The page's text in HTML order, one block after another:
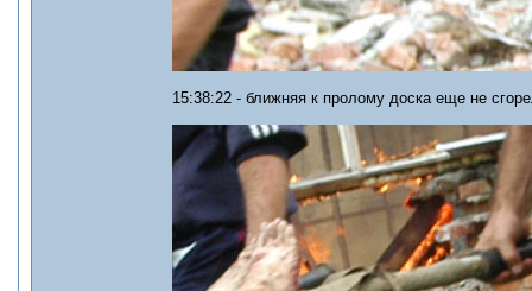
15:38:22 - ближняя к пролому доска еще не